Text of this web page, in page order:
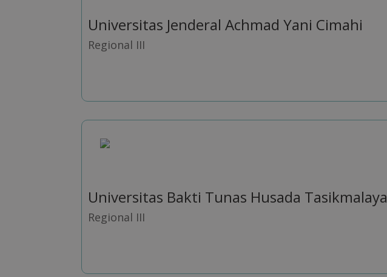
Universitas Jenderal Achmad Yani Cimahi
Regional III
Universitas Bakti Tunas Husada Tasikmalaya
Regional III